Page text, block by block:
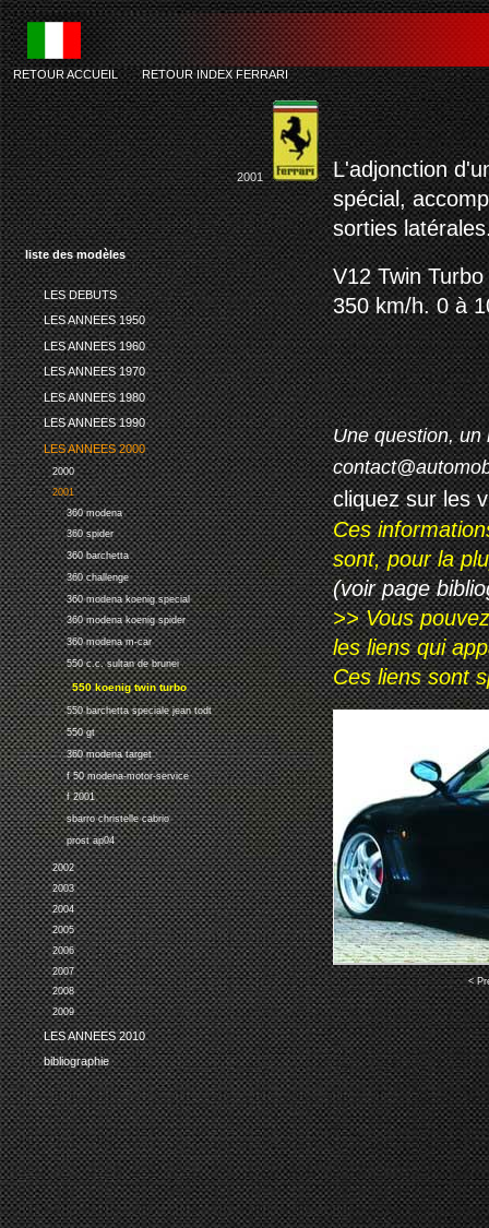
liste des modèles
LES DEBUTS
LES ANNEES 1950
LES ANNEES 1960
LES ANNEES 1970
LES ANNEES 1980
LES ANNEES 1990
LES ANNEES 2000
2000
2001
360 modena
360 spider
360 barchetta
360 challenge
360 modena koenig special
360 modena koenig spider
360 modena m-car
550 c.c. sultan de brunei
550 koenig twin turbo
550 barchetta speciale jean todt
550 gt
360 modena target
f 50 modena-motor-service
f 2001
sbarro christelle cabrio
prost ap04
2002
2003
2004
2005
2006
2007
2008
2009
LES ANNEES 2010
bibliographie
RETOUR ACCUEIL-RETOUR INDEX FERRARI
2001
L'adjonction
spécial,
sorties
V12 Twin
350 km/h. 0 à
Une question, un
cliquez sur les
Ces
sont, pour la
(voir page
>> Vous
les liens qui
Ces liens sont
<